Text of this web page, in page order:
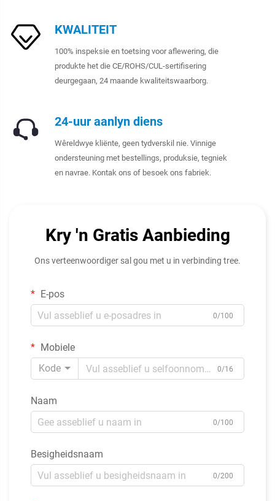
KWALITEIT
100% inspeksie en toetsing voor aflewering, die
produkte het die CE/ROHS/CUL-sertifisering
deurgegaan, 24 maande kwaliteitswaarborg.
24-uur aanlyn diens
Wêreldwye kliënte, geen tydverskil nie. Vinnige
ondersteuning met bestellings, produksie, tegniek
en navrae. Kontak ons of besoek ons fabriek.
Kry 'n Gratis Aanbieding
Ons verteenwoordiger sal gou met u in verbinding tree.
E-pos
0/100
Mobiele
Kode
0/16
Naam
0/100
Besigheidsnaam
0/200